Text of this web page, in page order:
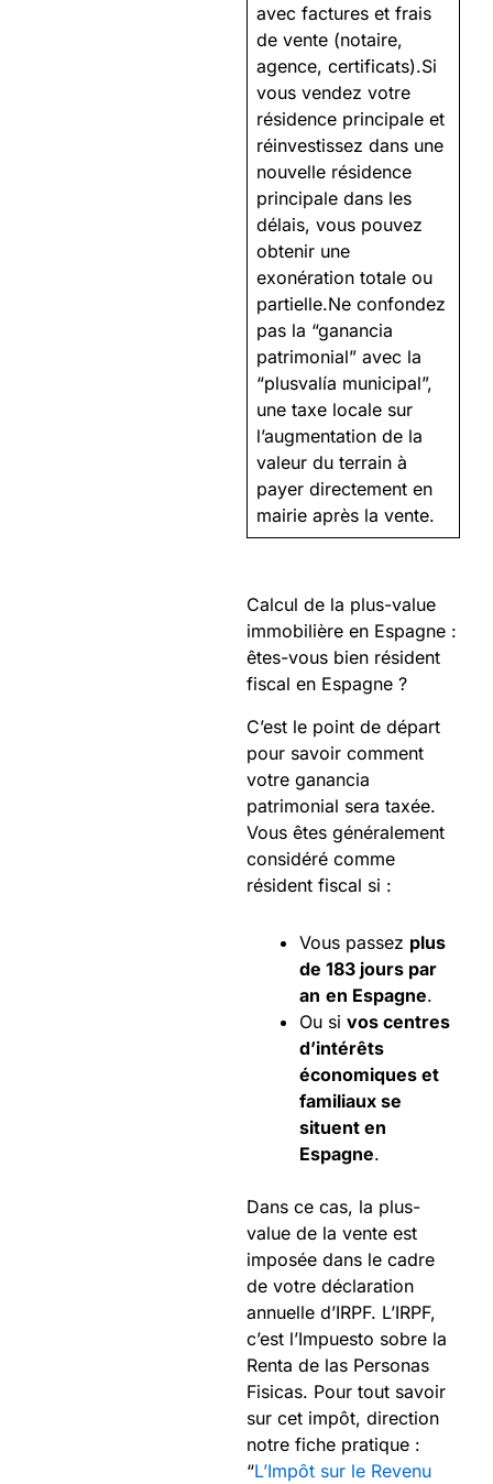
avec factures et frais
de vente (notaire,
agence, certificats).Si
vous vendez votre
résidence principale et
réinvestissez dans une
nouvelle résidence
principale dans les
délais, vous pouvez
obtenir une
exonération totale ou
partielle.Ne confondez
pas la “ganancia
patrimonial” avec la
“plusvalía municipal”,
une taxe locale sur
l’augmentation de la
valeur du terrain à
payer directement en
mairie après la vente.
Calcul de la plus-value
immobilière en Espagne :
êtes-vous bien résident
fiscal en Espagne ?
C’est le point de départ
pour savoir comment
votre ganancia
patrimonial sera taxée.
Vous êtes généralement
considéré comme
résident fiscal si :
Vous passez plus
de 183 jours par
an en Espagne.
Ou si vos centres
d’intérêts
économiques et
familiaux se
situent en
Espagne.
Dans ce cas, la plus-
value de la vente est
imposée dans le cadre
de votre déclaration
annuelle d’IRPF. L’IRPF,
c’est l’Impuesto sobre la
Renta de las Personas
Fisicas. Pour tout savoir
sur cet impôt, direction
notre fiche pratique :
“L’Impôt sur le Revenu